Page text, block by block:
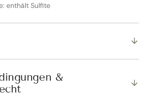
enthält Sulfite
&